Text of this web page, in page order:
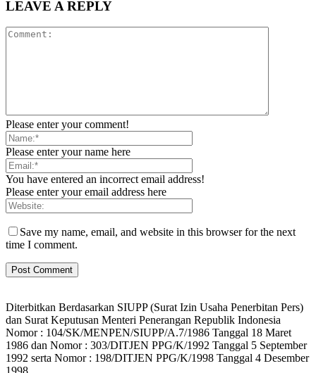
LEAVE A REPLY
Please enter your comment!
Please enter your name here
You have entered an incorrect email address!
Please enter your email address here
Save my name, email, and website in this browser for the next
time I comment.
Diterbitkan Berdasarkan SIUPP (Surat Izin Usaha Penerbitan Pers)
dan Surat Keputusan Menteri Penerangan Republik Indonesia
Nomor : 104/SK/MENPEN/SIUPP/A.7/1986 Tanggal 18 Maret
1986 dan Nomor : 303/DITJEN PPG/K/1992 Tanggal 5 September
1992 serta Nomor : 198/DITJEN PPG/K/1998 Tanggal 4 Desember